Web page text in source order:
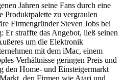
Jahren seine Fans durch eine
Produktpalette zu vergraulen
Firmengründer Steven Jobs bei
Er straffte das Angebot, ließ seinen
um die Elektronik
mit dem iMac, einem
Verhältnisse geringen Preis und
den Home- und Einsteigermarkt
den Firmen wie Atari und